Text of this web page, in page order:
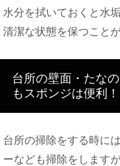
レ！
水分を拭いておくと水
清潔な状態を保つこと
台所の壁面・たな
もスポンジは便利！
台所の掃除をする時に
ーなども掃除をします